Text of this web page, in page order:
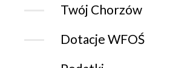
Twój Chorzów
Dotacje WFOŚ